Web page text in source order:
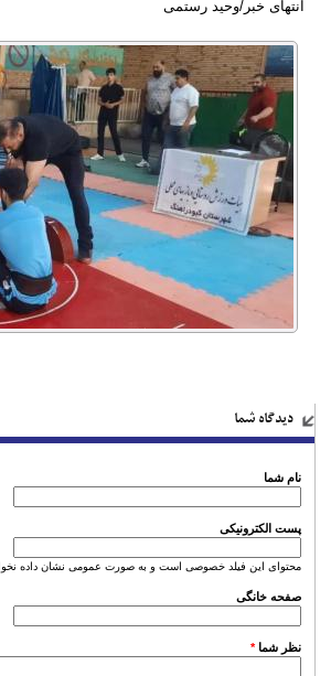
انتهای خبر/وحید رستمی
دیدگاه شما
نام شما
پست الکترونیکی
محتوای این فیلد خصوصی است و به صورت عمومی نشان داده
صفحه خانگی
نظر شما*